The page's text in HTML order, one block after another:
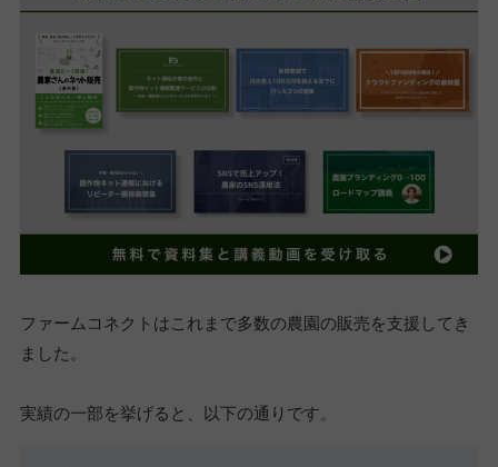
ファームコネクトはこれまで多数の農園の販売を支援してき
ました。
実績の一部を挙げると、以下の通りです。